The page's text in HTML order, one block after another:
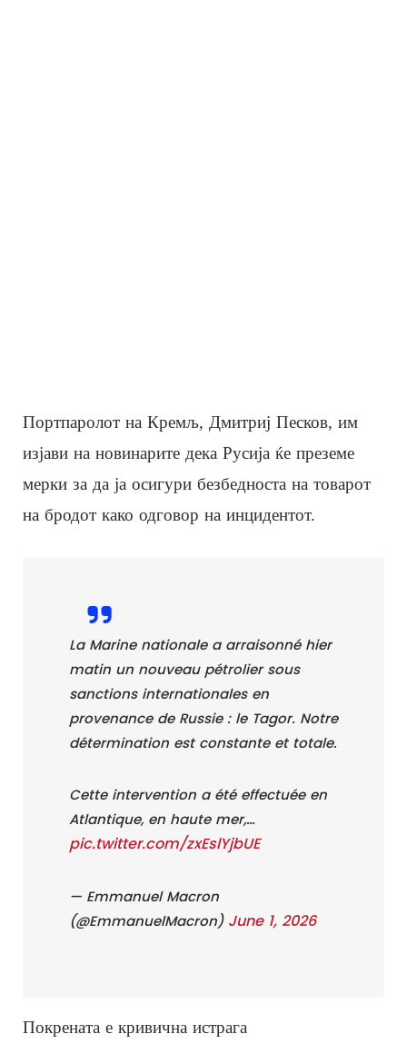
Портпаролот на Кремљ, Дмитриј Песков, им
изјави на новинарите дека Русија ќе преземе
мерки за да ја осигури безбедноста на товарот
на бродот како одговор на инцидентот.
La Marine nationale a arraisonné hier
matin un nouveau pétrolier sous
sanctions internationales en
provenance de Russie : le Tagor. Notre
détermination est constante et totale.
Cette intervention a été effectuée en
Atlantique, en haute mer,…
pic.twitter.com/zxEslYjbUE
— Emmanuel Macron
(@EmmanuelMacron) June 1, 2026
Покрената е кривична истрага